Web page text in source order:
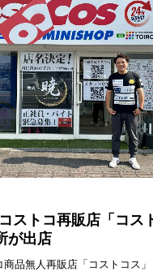
ストコ再販店「コ
が出店
品無人再販店「コストコス